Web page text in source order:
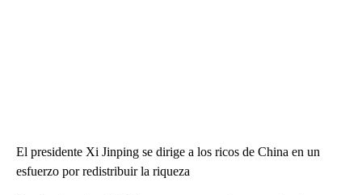
El presidente Xi Jinping se dirige a los ricos de China en un
esfuerzo por redistribuir la riqueza